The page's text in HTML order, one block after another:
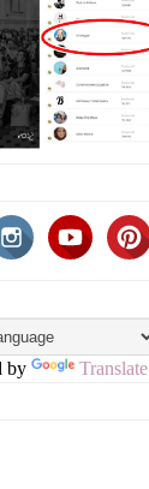
by Translate